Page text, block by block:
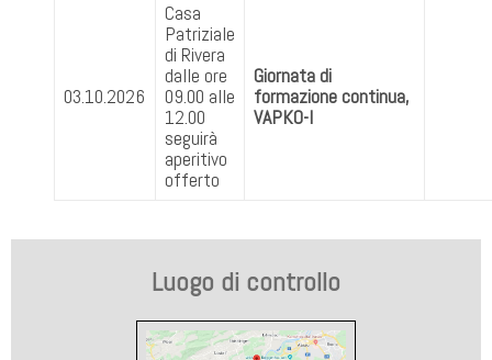
03.10.2026
Casa
Patriziale
di Rivera
dalle ore
09.00 alle
12.00
seguirà
aperitivo
offerto
Giornata di
formazione continua,
VAPKO-I
Luogo di controllo